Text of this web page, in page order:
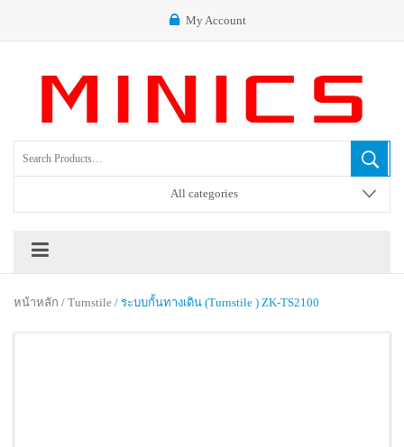
My Account
All categories
หน้าหลัก / Turnstile / ระบบกั้นทางเดิน (Turnstile ) ZK-TS2100